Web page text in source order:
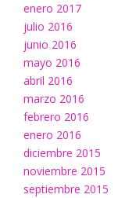
enero 2017
julio 2016
junio 2016
mayo 2016
abril 2016
marzo 2016
febrero 2016
enero 2016
diciembre 2015
noviembre 2015
septiembre 2015